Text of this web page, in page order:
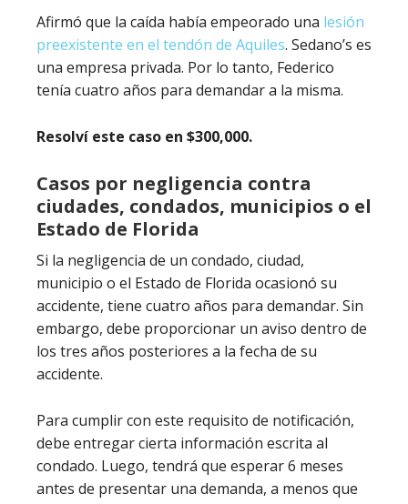
Afirmó que la caída había empeorado una lesión
preexistente en el tendón de Aquiles. Sedano’s es
una empresa privada. Por lo tanto, Federico
tenía cuatro años para demandar a la misma.
Resolví este caso en $300,000.
Casos por negligencia contra
ciudades, condados, municipios o el
Estado de Florida
Si la negligencia de un condado, ciudad,
municipio o el Estado de Florida ocasionó su
accidente, tiene cuatro años para demandar. Sin
embargo, debe proporcionar un aviso dentro de
los tres años posteriores a la fecha de su
accidente.
Para cumplir con este requisito de notificación,
debe entregar cierta información escrita al
condado. Luego, tendrá que esperar 6 meses
antes de presentar una demanda, a menos que